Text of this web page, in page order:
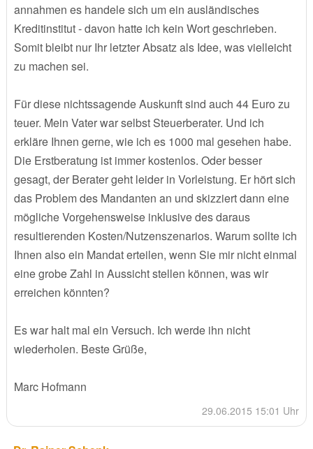
annahmen es handele sich um ein ausländisches
Kreditinstitut - davon hatte ich kein Wort geschrieben.
Somit bleibt nur Ihr letzter Absatz als Idee, was vielleicht
zu machen sei.
Für diese nichtssagende Auskunft sind auch 44 Euro zu
teuer. Mein Vater war selbst Steuerberater. Und ich
erkläre Ihnen gerne, wie ich es 1000 mal gesehen habe.
Die Erstberatung ist immer kostenlos. Oder besser
gesagt, der Berater geht leider in Vorleistung. Er hört sich
das Problem des Mandanten an und skizziert dann eine
mögliche Vorgehensweise inklusive des daraus
resultierenden Kosten/Nutzenszenarios. Warum sollte ich
Ihnen also ein Mandat erteilen, wenn Sie mir nicht einmal
eine grobe Zahl in Aussicht stellen können, was wir
erreichen könnten?
Es war halt mal ein Versuch. Ich werde ihn nicht
wiederholen. Beste Grüße,
Marc Hofmann
29.06.2015 15:01 Uhr